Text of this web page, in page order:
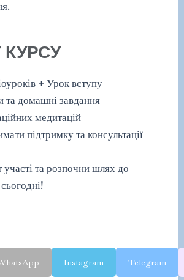
+ Урок вступу
та домашні завдання
медитацій
підтримку та консультації
участі та розпочни шлях до
Instagram Telegram